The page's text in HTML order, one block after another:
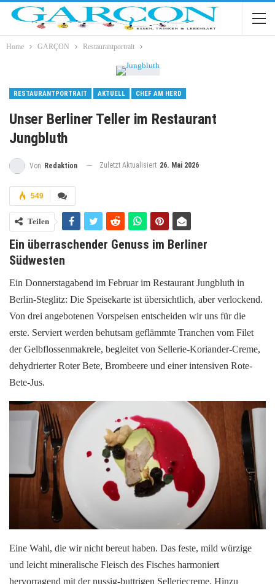
Home GARÇON Restaurantportrait
RESTAURANTPORTRAIT AKTUELL CHEF AM HERD
Unser Berliner Teller im Restaurant
Jungbluth
Von Redaktion Zuletzt Aktualisiert 26. Mai 2026
549
Teilen
Ein überraschender Genuss im Berliner
Südwesten
Ein Donnerstagabend im Februar im Restaurant Jungbluth in
Berlin-Steglitz: Die Speisekarte ist übersichtlich, aber verlockend.
Von drei angebotenen Vorspeisen entscheiden wir uns für die
erste. Serviert werden behutsam geflämmte Tranchen vom Filet
der Gelbflossenmakrele, begleitet von Sellerie-Koriander-Creme,
dehydrierter Roter Bete, Brombeere und einer intensiven Rote-
Bete-Jus.
Eine Wahl, die wir nicht bereut haben. Das feste, mild würzige
und leicht mineralische Fleisch des Fisches harmoniert
hervorragend mit der nussig-buttrigen Selleriecreme. Hinzu